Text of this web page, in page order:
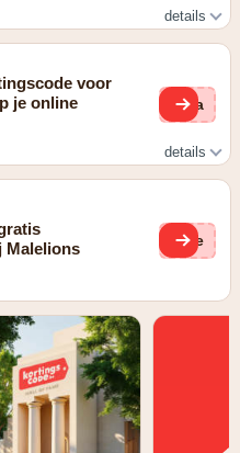
details
voor
je online
via
details
Malelions
(ge